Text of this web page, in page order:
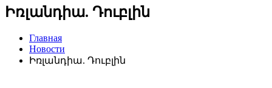
Իռլանդիա. Դուբլին
Главная
Новости
Իռլանդիա. Դուբլին